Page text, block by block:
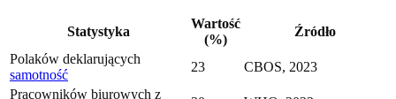
Statystyka
Wartość
(%)
Źródło
Polaków deklarujących
samotność
23
CBOS, 2023
Pracowników biurowych z